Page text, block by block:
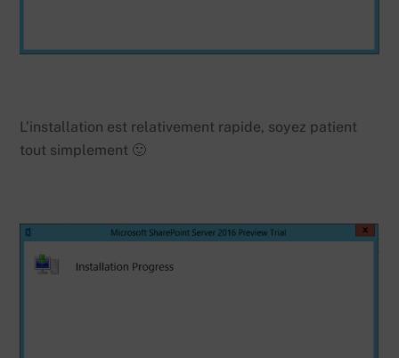
L’installation est relativement rapide, soyez patient
tout simplement 🙂